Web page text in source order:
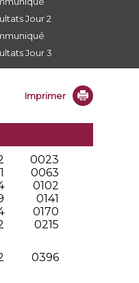
Jour 2
Jour 3
Imprimer
0023
0063
0102
0141
0170
0215
0396